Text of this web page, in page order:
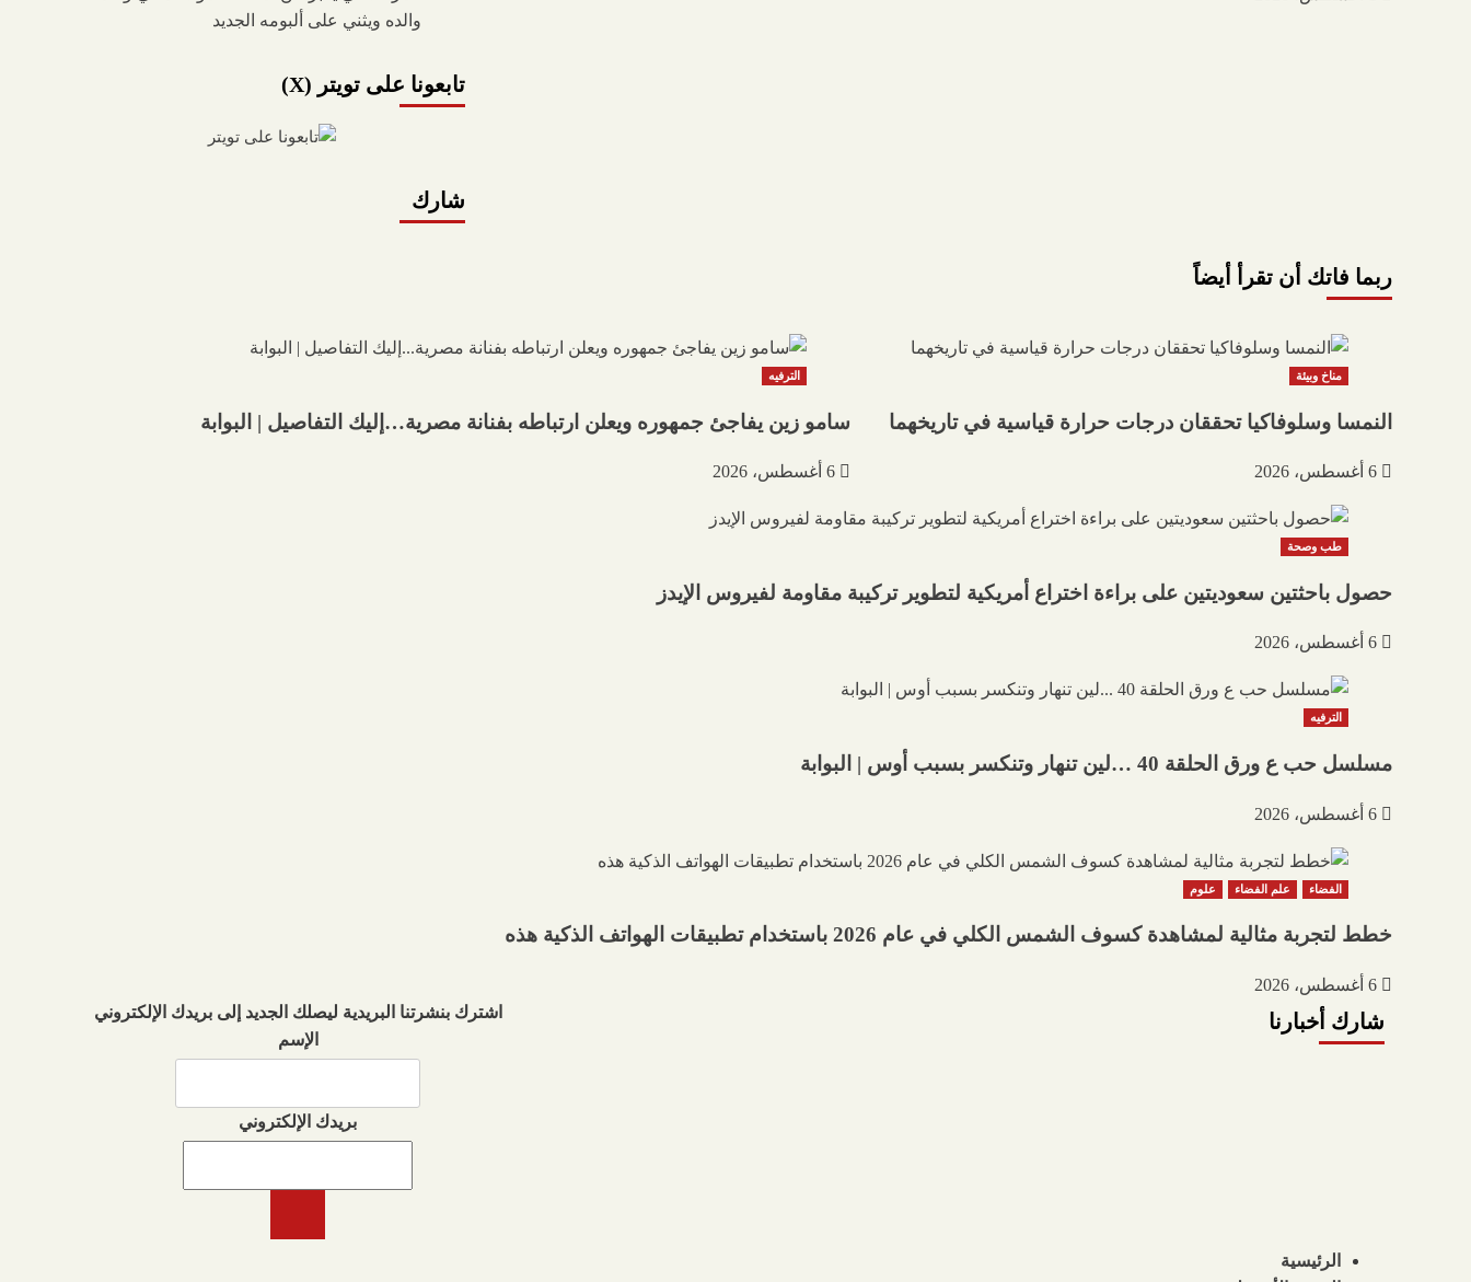
والده ويثني على ألبومه الجديد
تابعونا على تويتر (X)
شارك
ربما فاتك أن تقرأ أيضاً
مناخ وبيئة
النمسا وسلوفاكيا تحققان درجات حرارة قياسية في تاريخهما
6 أغسطس، 2026
الترفيه
سامو زين يفاجئ جمهوره ويعلن ارتباطه بفنانة مصرية…إليك التفاصيل | البوابة
6 أغسطس، 2026
طب وصحة
حصول باحثتين سعوديتين على براءة اختراع أمريكية لتطوير تركيبة مقاومة لفيروس الإيدز
6 أغسطس، 2026
الترفيه
مسلسل حب ع ورق الحلقة 40 …لين تنهار وتنكسر بسبب أوس | البوابة
6 أغسطس، 2026
الفضاء علم الفضاء علوم
خطط لتجربة مثالية لمشاهدة كسوف الشمس الكلي في عام 2026 باستخدام تطبيقات الهواتف الذكية هذه
6 أغسطس، 2026
شارك أخبارنا
اشترك بنشرتنا البريدية ليصلك الجديد إلى بريدك الإلكتروني
الإسم
بريدك الإلكتروني
الرئيسية